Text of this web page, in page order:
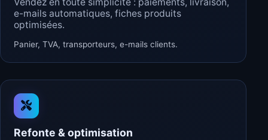
e-mails automatiques, fiches produits
optimisées.
Panier, TVA, transporteurs, e-mails clients.
Refonte & optimisation